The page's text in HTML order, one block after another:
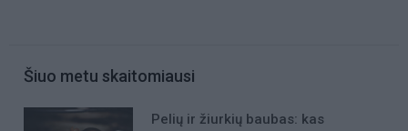
Šiuo metu skaitomiausi
Pelių ir žiurkių baubas: kas